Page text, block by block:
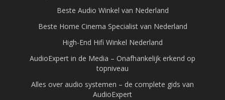
Beste Audio Winkel van Nederland
Beste Home Cinema Specialist van Nederland
High-End Hifi Winkel Nederland
AudioExpert in de Media – Onafhankelijk erkend op
topniveau
Alles over audio systemen – de complete gids van
AudioExpert